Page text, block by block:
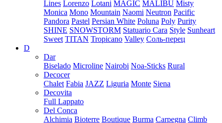
Lines Lorenzo Lotani MAGIC MALIBU Misty
Monica Mono Mountain Naomi Neutron Pacific
Pandora Pastel Persian White Poluna Poly Purity
SHINE SNOWSTORM Statuario Cara Style Sunheart
Sweet TITAN Tropicano Valley Соль-перец
D
Dar
Biselado Microline Nairobi Noa-Sticks Rural
Decocer
Chalet Fabia JAZZ Liguria Monte Siena
Decovita
Full Lappato
Del Conca
Alchimia Bioterre Boutique Burma Carpegna Climb